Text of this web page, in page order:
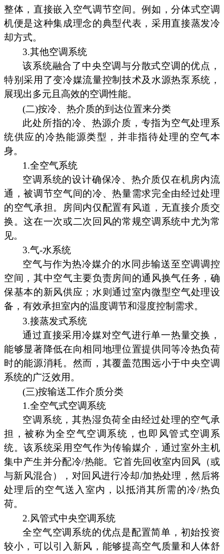
整体，直接嵌入空气调节空间。例如，分体式空调
机便是这种集成理念的典型代表，采用直接蒸发冷
却方式。
3.其他空调系统
该系统融合了中央空调与分散式空调的优点，
特别采用了变冷媒流量控制技术及水源热泵系统，
展现出多元且高效的空调性能。
(二)按冷、热介质的到达位置来分类
此处所指的冷、热源介质，专指为空气处理系
统供应的冷热能源类型，并非指待处理的空气本
身。
1.全空气系统
空调系统的设计确保冷、热介质仅在机房内流
通，被调节空气间的冷、热量需求完全由经过处理
的空气承担。房间内仅配置有风道，无直接介质交
换。这在一次或二次回风的常规空调系统中尤为常
见。
3.气-水系统
空气与作为热冷媒介的水同步输送至空调调控
空间，其中空气主要负责房间的通风换气任务，确
保基本的新风供应；水则通过室内微型空气处理设
备，有效承担室内的温度调节和湿度控制需求。
3.接蒸发式系统
通过直接采用冷媒对空气进行单一热量交换，
能够显著降低在向相同地理位置提供同等冷热负荷
时的能源消耗。然而，其覆盖范围远小于中央空调
系统的广泛效用。
(三)按输送工作介质分类
1.全空气式空调系统
空调系统，其热湿负荷全由经过处理的空气承
担，被称为全空气空调系统，也即风管式空调系
统。该系统采用空气作为传输媒介，通过室外主机
集中产生并分配冷/热能。它首先回收室内回风（或
与新风混合），对回风进行冷却/加热处理，然后将
处理后的空气送入室内，以抵消其所需的冷/热负
荷。
2.风管式中央空调系统
全空气空调系统的优点是配置简单，初始投资
较小，可以引入新风，能够提高空气质量和人体舒